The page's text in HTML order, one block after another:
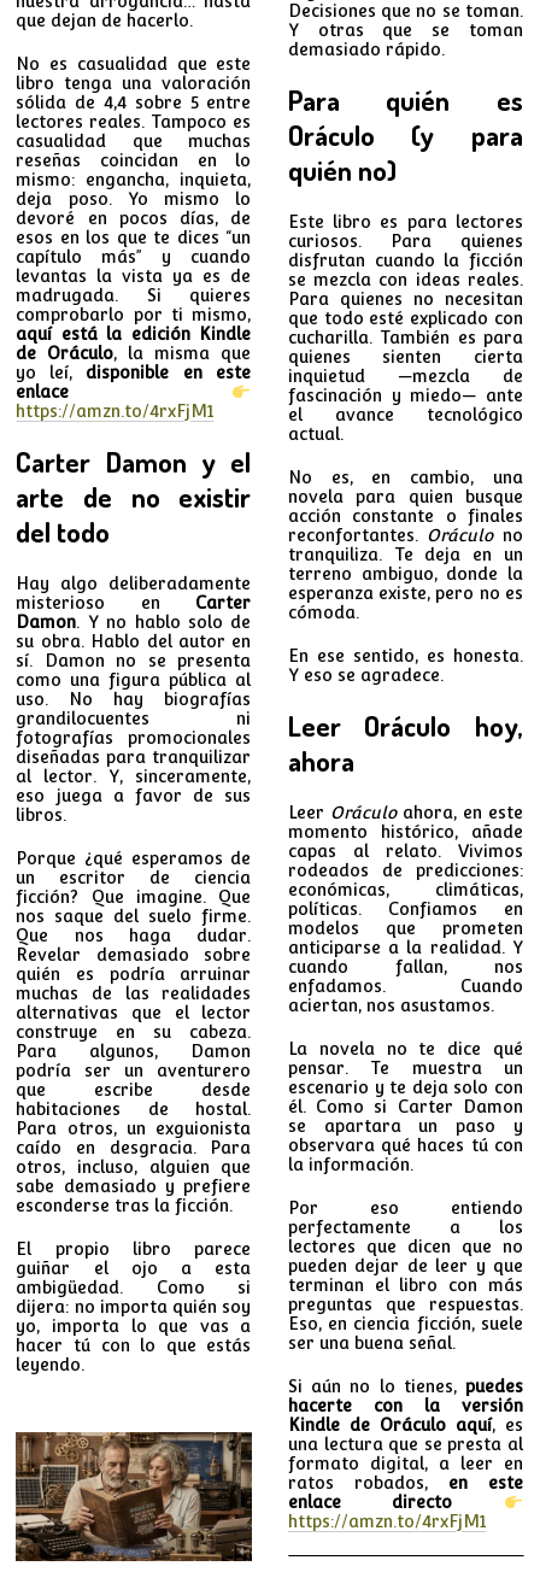
que dejan de hacerlo.
No es casualidad que este
libro tenga una valoración
sólida de 4,4 sobre 5 entre
lectores reales. Tampoco es
casualidad que muchas
reseñas coincidan en lo
mismo: engancha, inquieta,
deja poso. Yo mismo lo
devoré en pocos días, de
esos en los que te dices “un
capítulo más” y cuando
levantas la vista ya es de
madrugada. Si quieres
comprobarlo por ti mismo,
aquí está la edición Kindle
de Oráculo, la misma que
yo leí, disponible en este
enlace
https://amzn.to/4rxFjM1
Carter Damon y el
arte de no existir
del todo
Hay algo deliberadamente
misterioso en Carter
Damon. Y no hablo solo de
su obra. Hablo del autor en
sí. Damon no se presenta
como una figura pública al
uso. No hay biografías
grandilocuentes ni
fotografías promocionales
diseñadas para tranquilizar
al lector. Y, sinceramente,
eso juega a favor de sus
libros.
Porque ¿qué esperamos de
un escritor de ciencia
ficción? Que imagine. Que
nos saque del suelo firme.
Que nos haga dudar.
Revelar demasiado sobre
quién es podría arruinar
muchas de las realidades
alternativas que el lector
construye en su cabeza.
Para algunos, Damon
podría ser un aventurero
que escribe desde
habitaciones de hostal.
Para otros, un exguionista
caído en desgracia. Para
otros, incluso, alguien que
sabe demasiado y prefiere
esconderse tras la ficción.
El propio libro parece
guiñar el ojo a esta
ambigüedad. Como si
dijera: no importa quién soy
yo, importa lo que vas a
hacer tú con lo que estás
leyendo.
Decisiones que no se toman.
Y otras que se toman
demasiado rápido.
Para quién es
Oráculo (y para
quién no)
Este libro es para lectores
curiosos. Para quienes
disfrutan cuando la ficción
se mezcla con ideas reales.
Para quienes no necesitan
que todo esté explicado con
cucharilla. También es para
quienes sienten cierta
inquietud —mezcla de
fascinación y miedo— ante
el avance tecnológico
actual.
No es, en cambio, una
novela para quien busque
acción constante o finales
reconfortantes. Oráculono
tranquiliza. Te deja en un
terreno ambiguo, donde la
esperanza existe, pero no es
cómoda.
En ese sentido, es honesta.
Y eso se agradece.
Leer Oráculo hoy,
ahora
Leer Oráculoahora, en este
momento histórico, añade
capas al relato. Vivimos
rodeados de predicciones:
económicas, climáticas,
políticas. Confiamos en
modelos que prometen
anticiparse a la realidad. Y
cuando fallan, nos
enfadamos. Cuando
aciertan, nos asustamos.
La novela no te dice qué
pensar. Te muestra un
escenario y te deja solo con
él. Como si Carter Damon
se apartara un paso y
observara qué haces tú con
la información.
Por eso entiendo
perfectamente a los
lectores que dicen que no
pueden dejar de leer y que
terminan el libro con más
preguntas que respuestas.
Eso, en ciencia ficción, suele
ser una buena señal.
Si aún no lo tienes, puedes
hacerte con la versión
Kindle de Oráculo aquí, es
una lectura que se presta al
formato digital, a leer en
ratos robados, en este
enlace directo
https://amzn.to/4rxFjM1